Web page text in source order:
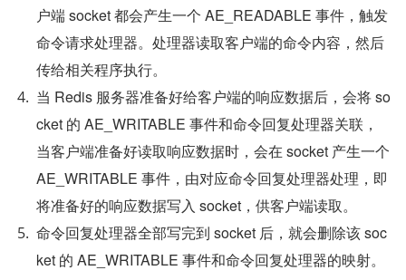
户端 socket 都会产生一个 AE_READABLE 事件，触发
命令请求处理器。处理器读取客户端的命令内容，然后
传给相关程序执行。
当 Redis 服务器准备好给客户端的响应数据后，会将 so
cket 的 AE_WRITABLE 事件和命令回复处理器关联，
当客户端准备好读取响应数据时，会在 socket 产生一个
AE_WRITABLE 事件，由对应命令回复处理器处理，即
将准备好的响应数据写入 socket，供客户端读取。
命令回复处理器全部写完到 socket 后，就会删除该 soc
ket 的 AE_WRITABLE 事件和命令回复处理器的映射。